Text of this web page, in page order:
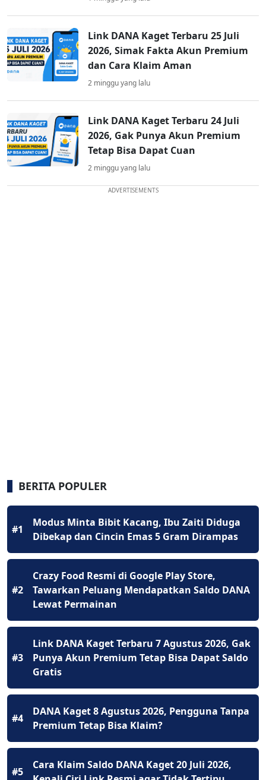
Link DANA Kaget Terbaru 25 Juli
2026, Simak Fakta Akun Premium
dan Cara Klaim Aman
2 minggu yang lalu
Link DANA Kaget Terbaru 24 Juli
2026, Gak Punya Akun Premium
Tetap Bisa Dapat Cuan
2 minggu yang lalu
ADVERTISEMENTS
BERITA POPULER
#1
Modus Minta Bibit Kacang, Ibu Zaiti Diduga
Dibekap dan Cincin Emas 5 Gram Dirampas
#2
Crazy Food Resmi di Google Play Store,
Tawarkan Peluang Mendapatkan Saldo DANA
Lewat Permainan
#3
Link DANA Kaget Terbaru 7 Agustus 2026, Gak
Punya Akun Premium Tetap Bisa Dapat Saldo
Gratis
#4
DANA Kaget 8 Agustus 2026, Pengguna Tanpa
Premium Tetap Bisa Klaim?
#5
Cara Klaim Saldo DANA Kaget 20 Juli 2026,